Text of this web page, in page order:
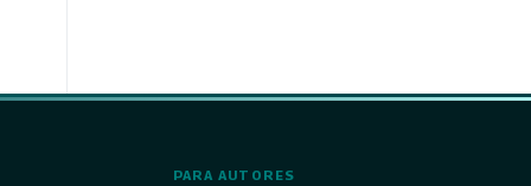
PARA AUTORES